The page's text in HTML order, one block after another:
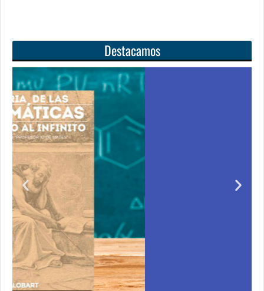
Destacamos
cero
de
Unas matemáticas
para todos
Notición!! Ya se puede adquirir nuestro segundo
libro: Unas matemáticas para todos